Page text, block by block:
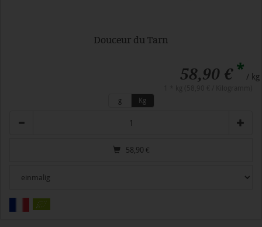
Douceur du Tarn
58,90 €* / kg
g
Kg
58,90 €